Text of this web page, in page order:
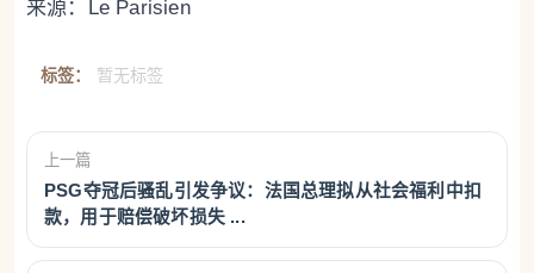
来源：Le Parisien
标签： 暂无标签
上一篇
PSG夺冠后骚乱引发争议：法国总理拟从社会福利中扣
款，用于赔偿破坏损失 ...